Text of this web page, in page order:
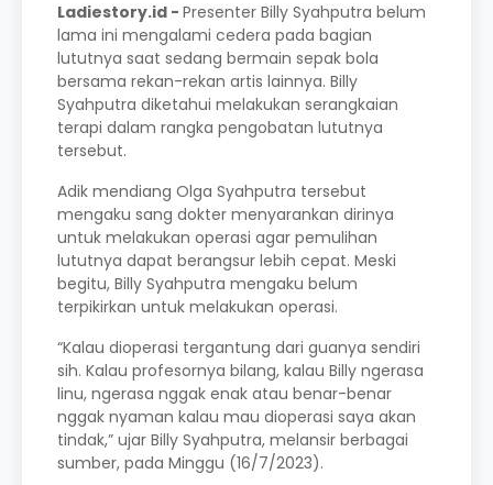
Ladiestory.id - Presenter Billy Syahputra belum
lama ini mengalami cedera pada bagian
lututnya saat sedang bermain sepak bola
bersama rekan-rekan artis lainnya. Billy
Syahputra diketahui melakukan serangkaian
terapi dalam rangka pengobatan lututnya
tersebut.
Adik mendiang Olga Syahputra tersebut
mengaku sang dokter menyarankan dirinya
untuk melakukan operasi agar pemulihan
lututnya dapat berangsur lebih cepat. Meski
begitu, Billy Syahputra mengaku belum
terpikirkan untuk melakukan operasi.
“Kalau dioperasi tergantung dari guanya sendiri
sih. Kalau profesornya bilang, kalau Billy ngerasa
linu, ngerasa nggak enak atau benar-benar
nggak nyaman kalau mau dioperasi saya akan
tindak,” ujar Billy Syahputra, melansir berbagai
sumber, pada Minggu (16/7/2023).